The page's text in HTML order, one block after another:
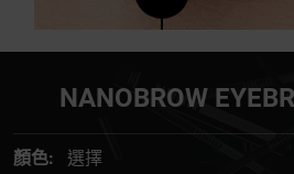
NANOBROW
顏色: 選擇